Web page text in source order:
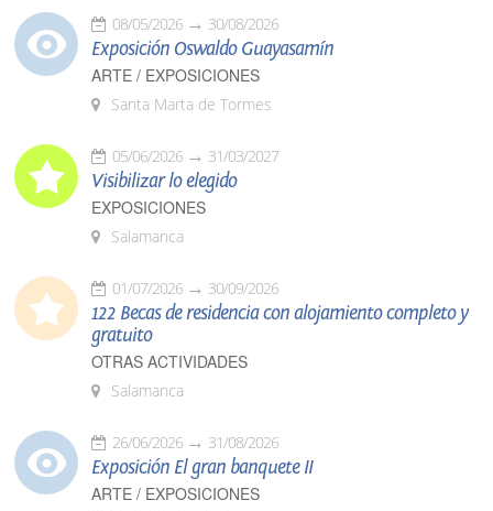
08/05/2026 30/08/2026
Exposición Oswaldo Guayasamín
ARTE / EXPOSICIONES
Santa Marta de Tormes
05/06/2026 31/03/2027
Visibilizar lo elegido
EXPOSICIONES
Salamanca
01/07/2026 30/09/2026
122 Becas de residencia con alojamiento completo y
gratuito
OTRAS ACTIVIDADES
Salamanca
26/06/2026 31/08/2026
Exposición El gran banquete II
ARTE / EXPOSICIONES